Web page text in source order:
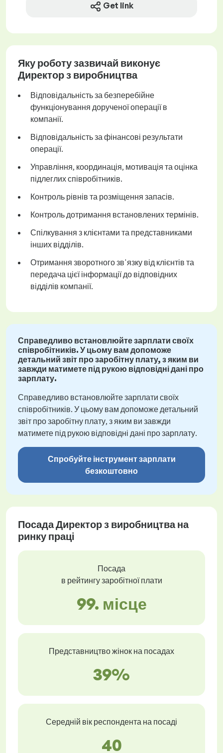
Get link
Яку роботу зазвичай виконує
Директор з виробництва
Відповідальність за безперебійне
функціонування дорученої операції в
компанії.
Відповідальність за фінансові результати
операції.
Управління, координація, мотивація та оцінка
підлеглих співробітників.
Контроль рівнів та розміщення запасів.
Контроль дотримання встановлених термінів.
Спілкування з клієнтами та представниками
інших відділів.
Отримання зворотного зв'язку від клієнтів та
передача цієї інформації до відповідних
відділів компанії.
Справедливо встановлюйте зарплати своїх
співробітників. У цьому вам допоможе
детальний звіт про заробітну плату, з яким ви
завжди матимете під рукою відповідні дані про
зарплату.
Справедливо встановлюйте зарплати своїх
співробітників. У цьому вам допоможе детальний
звіт про заробітну плату, з яким ви завжди
матимете під рукою відповідні дані про зарплату.
Спробуйте інструмент зарплати
безкоштовно
Посада Директор з виробництва на
ринку праці
Посада
в рейтингу заробітної плати
99. місце
Представництво жінок на посадах
39%
Середній вік респондента на посаді
40